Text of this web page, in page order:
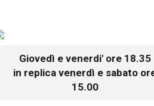
Giovedì e venerdi' ore 18.35
in replica venerdì e sabato
15.00